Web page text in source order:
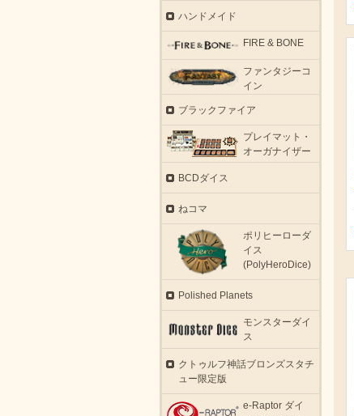
ハンドメイド
FIRE & BONE
ファンタジーコ
イン
ブラックファイア
プレイマット・
オーガナイザー
BCDダイス
ねコマ
ポリヒーローダ
イス
(PolyHeroDice)
Polished Planets
モンスターダイ
ス
クトゥルフ神話ブロンズスタチ
ュー限定版
e-Raptor ダイ